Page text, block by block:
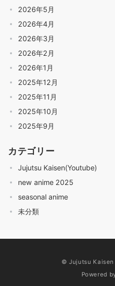
2026年5月
2026年4月
2026年3月
2026年2月
2026年1月
2025年12月
2025年11月
2025年10月
2025年9月
カテゴリー
Jujutsu Kaisen(Youtube)
new anime 2025
seasonal anime
未分類
© Jujutsu
Powered